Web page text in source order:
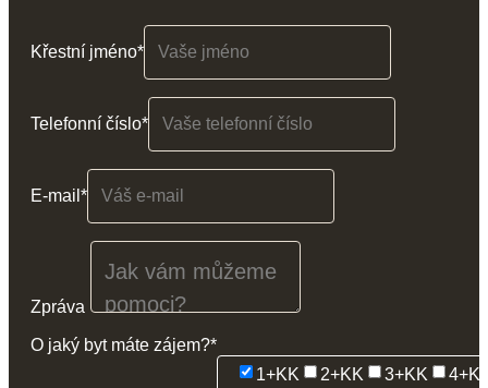
Letné
Křestní jméno*
Telefonní číslo*
E-mail*
Zpráva
O jaký byt máte zájem?*
1+KK
2+KK 3+KK